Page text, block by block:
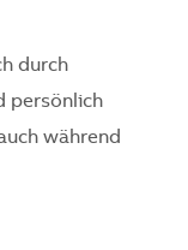
durch
persönlich
während